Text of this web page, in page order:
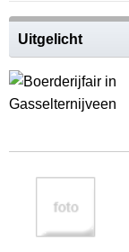
Uitgelicht